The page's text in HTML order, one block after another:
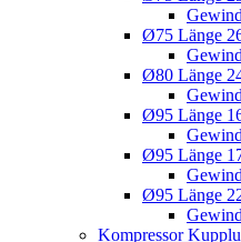
Ø75 Länge
Ø80 Länge
Ø95 Länge
Ø95 Länge
Ø95 Länge
Kompressor